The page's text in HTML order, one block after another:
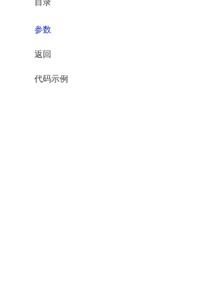
目录
参数
返回
代码示例